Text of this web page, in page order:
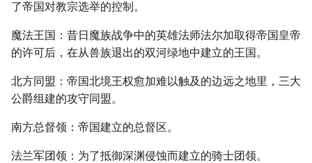
了帝国对教宗选举的控制。
魔法王国：昔日魔族战争中的英雄法师法尔加取得帝国皇帝
的许可后，在从兽族退出的双河绿地中建立的王国。
北方同盟：帝国北境王权愈加难以触及的边远之地里，三大
公爵组建的攻守同盟。
南方总督领：帝国建立的总督区。
法兰军团领：为了抵御深渊侵蚀而建立的骑士团领。